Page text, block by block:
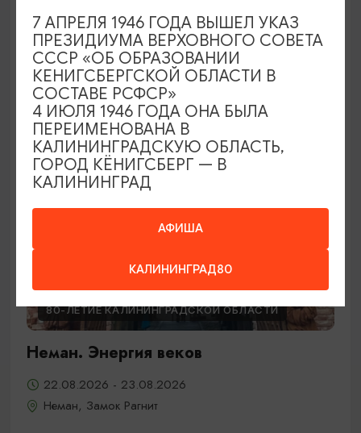
Вокруг Амадея
22.08.2026 18:00
Калининград, Собор на острове Канта
БЕСПЛАТНО
80-ЛЕТИЕ КАЛИНИНГРАДСКОЙ ОБЛАСТИ
Неман. Энергия веков
22.08.2026 - 23.08.2026
Неман, Замок Рагнит
АФИША
КАЛИНИНГРАД80
7 АПРЕЛЯ 1946 ГОДА ВЫШЕЛ УКАЗ
ПРЕЗИДИУМА ВЕРХОВНОГО СОВЕТА
СССР «ОБ ОБРАЗОВАНИИ
КЕНИГСБЕРГСКОЙ ОБЛАСТИ В
СОСТАВЕ РСФСР»
4 ИЮЛЯ 1946 ГОДА ОНА БЫЛА
ПЕРЕИМЕНОВАНА В
КАЛИНИНГРАДСКУЮ ОБЛАСТЬ,
ГОРОД КЁНИГСБЕРГ — В
КАЛИНИНГРАД